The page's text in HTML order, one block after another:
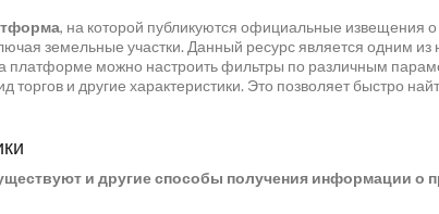
, на которой публикуются официальные извещения о
земельные участки. Данный ресурс является одним
платформе можно настроить фильтры по различным
торгов и другие характеристики. Это позволяет быстро
и другие способы получения информации о